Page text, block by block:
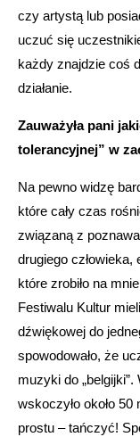
czy artystą lub
uczuć się
każdy znajdzie coś
działanie.
Zauważyła pani
tolerancyjnej” w
Na pewno widzę
które cały czas
związaną z
drugiego
które zrobiło na
Festiwalu Kultur
dźwiękowej do
spowodowało, że
muzyki do
wskoczyło około
prostu – tańczyć!